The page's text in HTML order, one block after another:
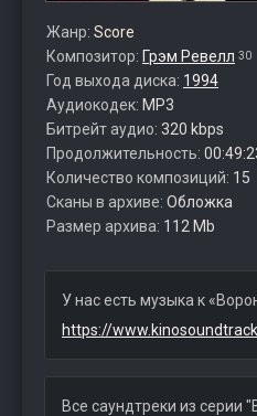
Жанр: Score
Композитор: Грэм Ревелл 30
Год выхода диска: 1994
Аудиокодек: MP3
Битрейт аудио: 320 kbps
Продолжительность:
Количество композиций: 15
Сканы в архиве: Обложка
Размер архива: 112 Mb
У нас есть музыка к
https://
Все саундтреки из серии